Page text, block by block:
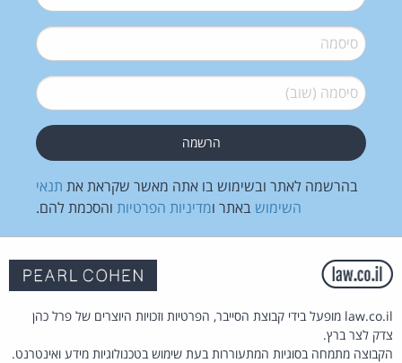
סיסמה*
סיסמה (שוב)*
בהרשמה לאתר ובשימוש בו אתה מאשר שקראת את תנאי
השימוש באתר ומדיניות הפרטיות והסכמת להם.
law.co.il מופעל בידי קבוצת הסייבר, הפרטיות וזכויות היוצרים של פרל כהן
צדק לצר ברץ.
הקבוצה מתמחה בסוגיות המתעוררות בעת שימוש בטכנולוגיות מידע ואינטרנט.